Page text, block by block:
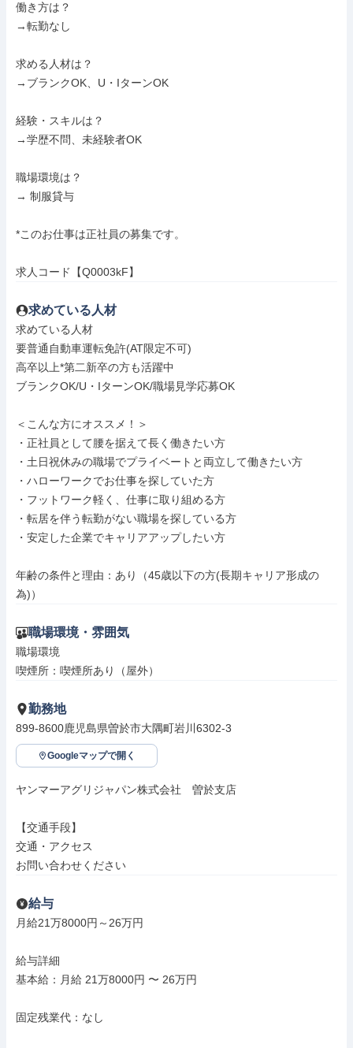
働き方は？
→転勤なし
求める人材は？
→ブランクOK、U・IターンOK
経験・スキルは？
→学歴不問、未経験者OK
職場環境は？
→ 制服貸与
*このお仕事は正社員の募集です。
求人コード【Q0003kF】
求めている人材
求めている人材
要普通自動車運転免許(AT限定不可)
高卒以上*第二新卒の方も活躍中
ブランクOK/U・IターンOK/職場見学応募OK
＜こんな方にオススメ！＞
・正社員として腰を据えて長く働きたい方
・土日祝休みの職場でプライベートと両立して働きたい方
・ハローワークでお仕事を探していた方
・フットワーク軽く、仕事に取り組める方
・転居を伴う転勤がない職場を探している方
・安定した企業でキャリアアップしたい方
年齢の条件と理由：あり（45歳以下の方(長期キャリア形成の
為)）
職場環境・雰囲気
職場環境
喫煙所：喫煙所あり（屋外）
勤務地
899-8600鹿児島県曽於市大隅町岩川6302-3
Googleマップで開く
ヤンマーアグリジャパン株式会社　曽於支店
【交通手段】
交通・アクセス
お問い合わせください
給与
月給21万8000円～26万円
給与詳細
基本給：月給 21万8000円 〜 26万円
固定残業代：なし